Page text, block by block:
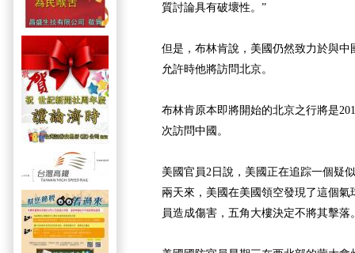
質討論具有破壞性。”
但是，布林肯說，美國仍然致力於與
允許時他將訪問北京。
布林肯原本即將開始的北京之行將是
次訪問中國。
美國官員2日說，美國正在追踪一個疑
兩天來，美國在美國領空發現了這個
員造成傷害，五角大樓決定不將其擊落